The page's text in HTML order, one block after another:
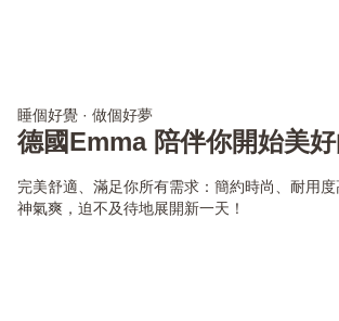
睡個好覺 · 做個好夢
德國Emma 陪伴你開始美
完美舒適、滿足你所有需求：簡約時尚、耐用
神氣爽，迫不及待地展開新一天！